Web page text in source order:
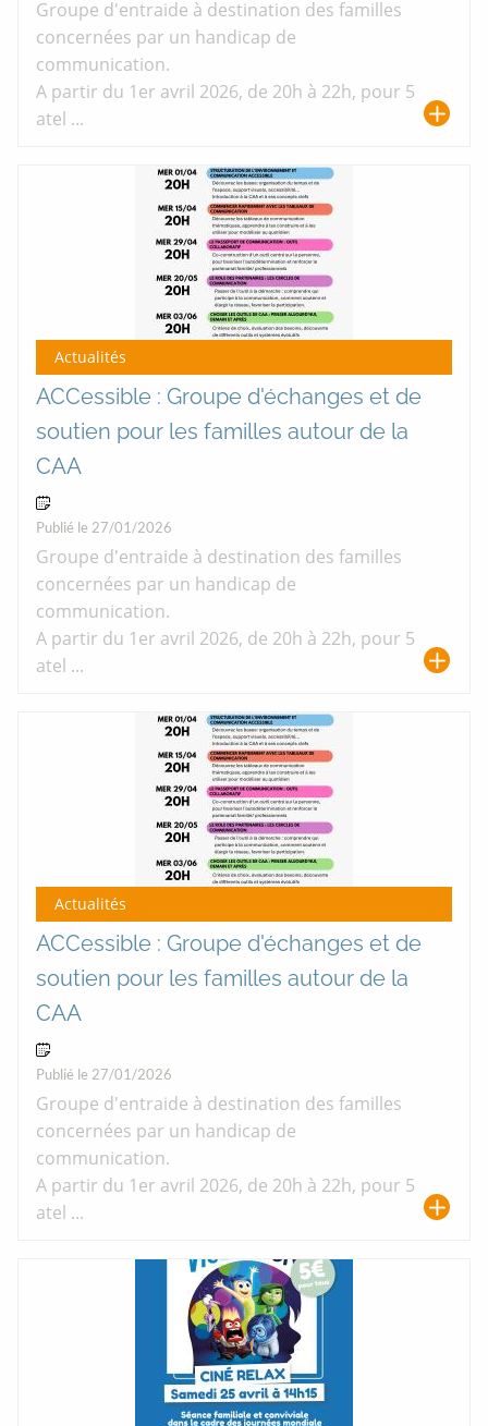
Groupe d'entraide à destination des familles
concernées par un handicap de
communication.
A partir du 1er avril 2026, de 20h à 22h, pour 5
atel ...
Actualités
ACCessible : Groupe d'échanges et de
soutien pour les familles autour de la
CAA
Publié le 27/01/2026
Groupe d'entraide à destination des familles
concernées par un handicap de
communication.
A partir du 1er avril 2026, de 20h à 22h, pour 5
atel ...
Actualités
ACCessible : Groupe d'échanges et de
soutien pour les familles autour de la
CAA
Publié le 27/01/2026
Groupe d'entraide à destination des familles
concernées par un handicap de
communication.
A partir du 1er avril 2026, de 20h à 22h, pour 5
atel ...